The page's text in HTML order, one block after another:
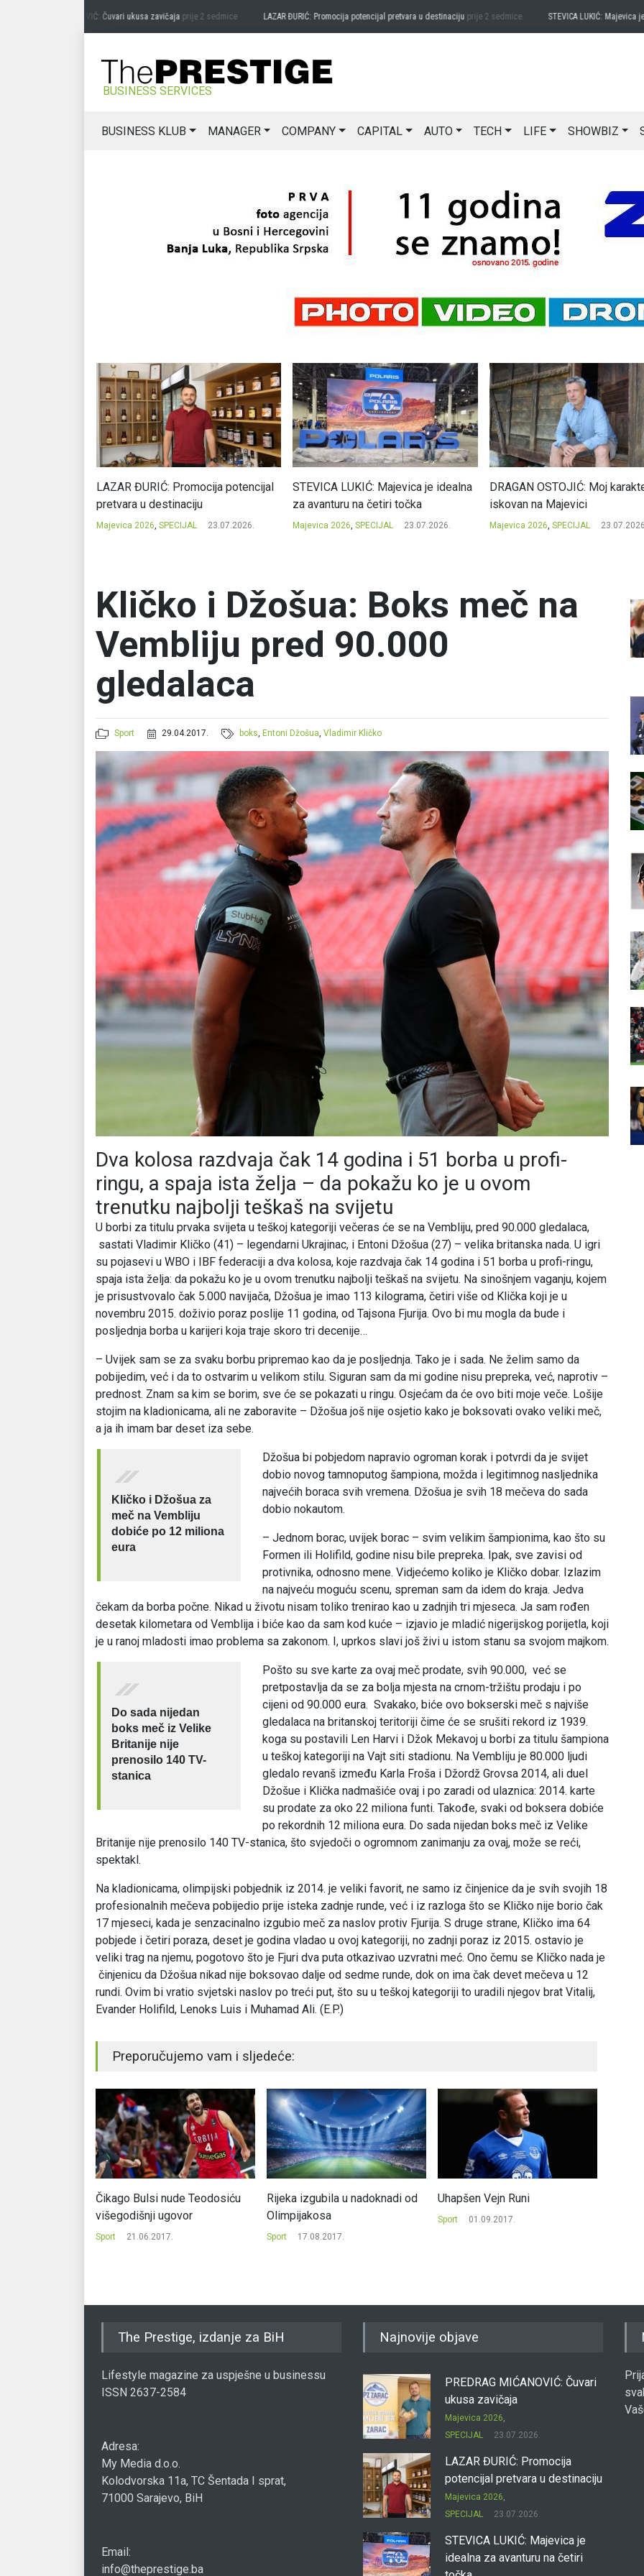
PREDRAG MIĆANOVIĆ: Čuvari ukusa zavičajaprije 2 sedmice LAZAR ĐURIĆ: Promocija potencijal pretvara u destinacijuprije 2 sedmice STEVICA LUKIĆ: Majevica je
BUSINESS SERVICES
BUSINESS KLUB MANAGER COMPANY CAPITAL AUTO TECH LIFE SHOWBIZ
LAZAR ĐURIĆ: Promocija potencijal
pretvara u destinaciju
Majevica 2026, SPECIJAL 23.07.2026.
STEVICA LUKIĆ: Majevica je idealna
za avanturu na četiri točka
Majevica 2026, SPECIJAL 23.07.2026.
DRAGAN OSTOJIĆ: Moj
iskovan na Majevici
Majevica 2026, SPECIJAL
Kličko i Džošua: Boks meč na
Vembliju pred 90.000
gledalaca
Sport 29.04.2017. boks, Entoni Džošua,Vladimir Kličko
Dva kolosa razdvaja čak 14 godina i 51 borba u profi-
ringu, a spaja ista želja – da pokažu ko je u ovom
trenutku najbolji teškaš na svijetu
U borbi za titulu prvaka svijeta u teškoj kategoriji večeras će se na Vembliju, pred 90.000 gledalaca,
sastati Vladimir Kličko (41) – legendarni Ukrajinac, i Entoni Džošua (27) – velika britanska nada. U igri
su pojasevi u WBO i IBF federaciji a dva kolosa, koje razdvaja čak 14 godina i 51 borba u profi-ringu,
spaja ista želja: da pokažu ko je u ovom trenutku najbolji teškaš na svijetu. Na sinošnjem vaganju, kojem
je prisustvovalo čak 5.000 navijača, Džošua je imao 113 kilograma, četiri više od Klička koji je u
novembru 2015. doživio poraz poslije 11 godina, od Tajsona Fjurija. Ovo bi mu mogla da bude i
posljednja borba u karijeri koja traje skoro tri decenije…
– Uvijek sam se za svaku borbu pripremao kao da je posljednja. Tako je i sada. Ne želim samo da
pobijedim, već i da to ostvarim u velikom stilu. Siguran sam da mi godine nisu prepreka, već, naprotiv –
prednost. Znam sa kim se borim, sve će se pokazati u ringu. Osjećam da će ovo biti moje veče. Lošije
stojim na kladionicama, ali ne zaboravite – Džošua još nije osjetio kako je boksovati ovako veliki meč,
a ja ih imam bar deset iza sebe.
Kličko i Džošua za
meč na Vembliju
dobiće po 12 miliona
eura
Džošua bi pobjedom napravio ogroman korak i potvrdi da je svijet
dobio novog tamnoputog šampiona, možda i legitimnog nasljednika
najvećih boraca svih vremena. Džošua je svih 18 mečeva do sada
dobio nokautom.
– Jednom borac, uvijek borac – svim velikim šampionima, kao što su
Formen ili Holifild, godine nisu bile prepreka. Ipak, sve zavisi od
protivnika, odnosno mene. Vidjećemo koliko je Kličko dobar. Izlazim
na najveću moguću scenu, spreman sam da idem do kraja. Jedva
čekam da borba počne. Nikad u životu nisam toliko trenirao kao u zadnjih tri mjeseca. Ja sam rođen
desetak kilometara od Vemblija i biće kao da sam kod kuće – izjavio je mladić nigerijskog porijetla, koji
je u ranoj mladosti imao problema sa zakonom. I, uprkos slavi još živi u istom stanu sa svojom majkom.
Do sada nijedan
boks meč iz Velike
Britanije nije
prenosilo 140 TV-
stanica
Pošto su sve karte za ovaj meč prodate, svih 90.000, već se
pretpostavlja da se za bolja mjesta na crnom-tržištu prodaju i po
cijeni od 90.000 eura. Svakako, biće ovo bokserski meč s najviše
gledalaca na britanskoj teritoriji čime će se srušiti rekord iz 1939.
koga su postavili Len Harvi i Džok Mekavoj u borbi za titulu šampiona
u teškoj kategoriji na Vajt siti stadionu. Na Vembliju je 80.000 ljudi
gledalo revanš između Karla Froša i Džordž Grovsa 2014, ali duel
Džošue i Klička nadmašiće ovaj i po zaradi od ulaznica: 2014. karte
su prodate za oko 22 miliona funti. Takođe, svaki od boksera dobiće
po rekordnih 12 miliona eura. Do sada nijedan boks meč iz Velike
Britanije nije prenosilo 140 TV-stanica, što svjedoči o ogromnom zanimanju za ovaj, može se reći,
spektakl.
Na kladionicama, olimpijski pobjednik iz 2014. je veliki favorit, ne samo iz činjenice da je svih svojih 18
profesionalnih mečeva pobijedio prije isteka zadnje runde, već i iz razloga što se Kličko nije borio čak
17 mjeseci, kada je senzacinalno izgubio meč za naslov protiv Fjurija. S druge strane, Kličko ima 64
pobjede i četiri poraza, deset je godina vladao u ovoj kategoriji, no zadnji poraz iz 2015. ostavio je
veliki trag na njemu, pogotovo što je Fjuri dva puta otkazivao uzvratni meć. Ono čemu se Kličko nada je
činjenicu da Džošua nikad nije boksovao dalje od sedme runde, dok on ima čak devet mečeva u 12
rundi. Ovim bi vratio svjetski naslov po treći put, što su u teškoj kategoriji to uradili njegov brat Vitalij,
Evander Holifild, Lenoks Luis i Muhamad Ali. (E.P.)
Preporučujemo vam i sljedeće:
Čikago Bulsi nude Teodosiću
višegodišnji ugovor
Sport 21.06.2017.
Rijeka izgubila u nadoknadi od
Olimpijakosa
Sport 17.08.2017.
Uhapšen Vejn Runi
Sport 01.09.2017.
The Prestige, izdanje za BiH
Lifestyle magazine za uspješne u businessu
ISSN 2637-2584
Adresa:
My Media d.o.o.
Kolodvorska 11a, TC Šentada I sprat,
71000 Sarajevo, BiH
Email:
info@theprestige.ba
Najnovije objave
PREDRAG MIĆANOVIĆ: Čuvari
ukusa zavičaja
Majevica 2026
SPECIJAL
23.07.2026.
LAZAR ĐURIĆ: Promocija
potencijal pretvara u destinaciju
Majevica 2026
SPECIJAL
23.07.2026.
STEVICA LUKIĆ: Majevica je
idealna za avanturu na četiri